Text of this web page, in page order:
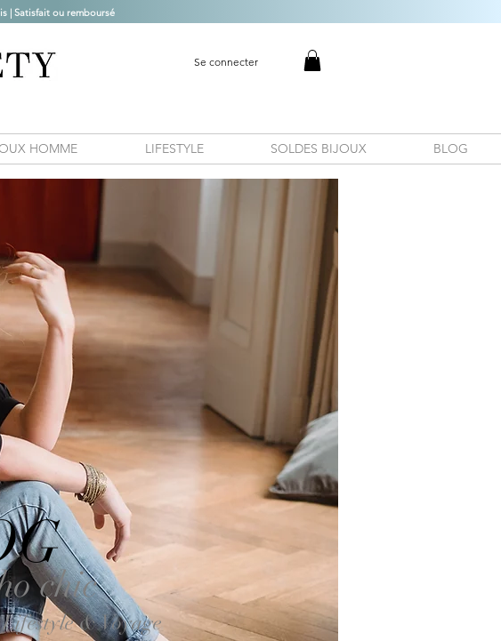
| Satisfait ou remboursé
Se connecter
HOMME LIFESTYLE SOLDES BIJOUX BLOG
& Voyage
chic